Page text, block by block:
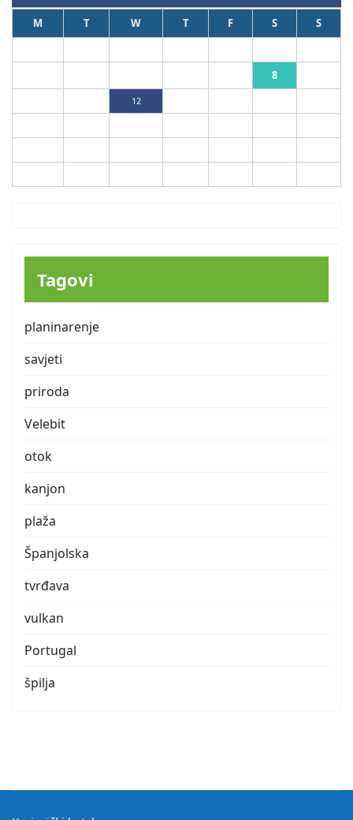
M T W T F S S
8
12
Tagovi
planinarenje
savjeti
priroda
Velebit
otok
kanjon
plaža
Španjolska
tvrđava
vulkan
Portugal
špilja